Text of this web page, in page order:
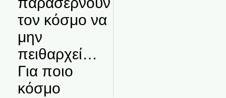
τον κόσμο να
μην
πειθαρχεί…
Για ποιο
κόσμο